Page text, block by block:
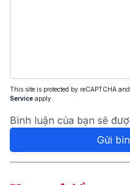
This site is protected by reCAPTCHA
Service apply.
Bình luận của bạn sẽ
Gửi